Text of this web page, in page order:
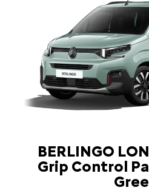
BERLINGO
Grip Control